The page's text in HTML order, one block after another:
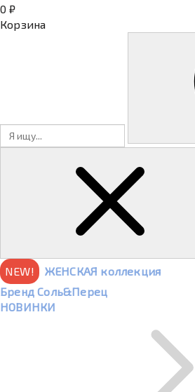
0 ₽
Корзина
NEW!
ЖЕНСКАЯ коллекция
Бренд Соль&Перец
НОВИНКИ